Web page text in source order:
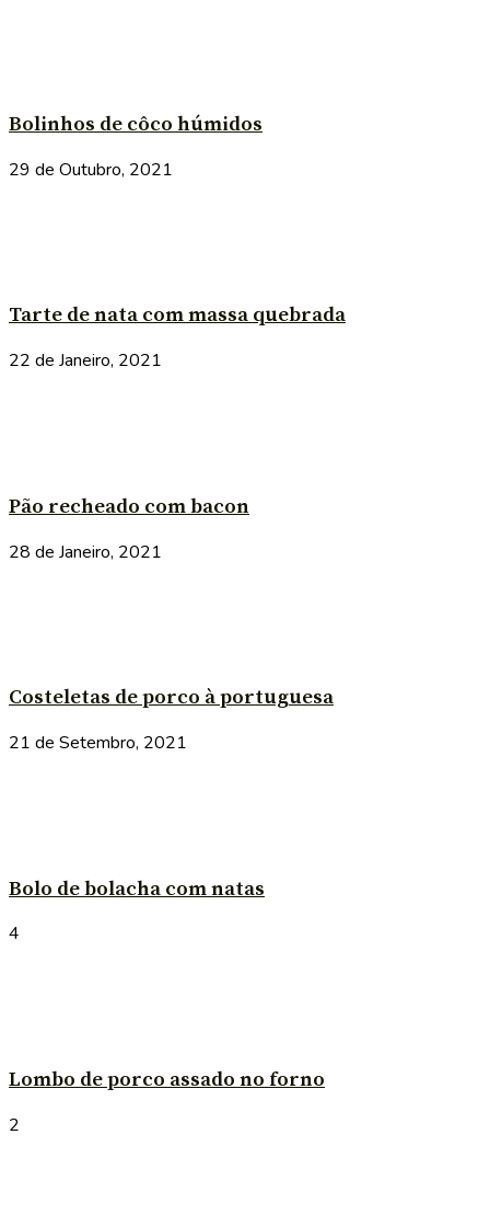
Bolinhos de côco húmidos
29 de Outubro, 2021
Tarte de nata com massa quebrada
22 de Janeiro, 2021
Pão recheado com bacon
28 de Janeiro, 2021
Costeletas de porco à portuguesa
21 de Setembro, 2021
Bolo de bolacha com natas
4
Lombo de porco assado no forno
2